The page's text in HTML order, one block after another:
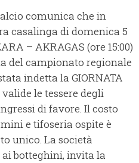
comunica che in
casalinga di domenica 5
– AKRAGAS (ore 15:00)
del campionato regionale
indetta la GIORNATA
le tessere degli
di favore. Il costo
e tifoseria ospite è
unico. La società
botteghini, invita la